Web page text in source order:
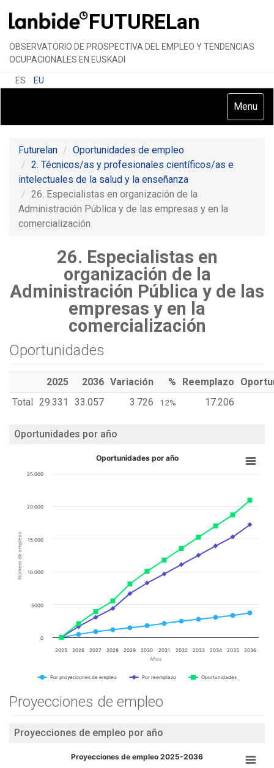
FUTURELan
OBSERVATORIO DE PROSPECTIVA DEL EMPLEO Y TENDENCIAS
OCUPACIONALES EN EUSKADI
ES EU
Toggle
Menu
Futurelan
Oportunidades de empleo
2. Técnicos/as y profesionales científicos/as e
intelectuales de la salud y la enseñanza
26. Especialistas en organización de la
Administración Pública y de las empresas y en la
comercialización
26. Especialistas en
organización de la
Administración Pública y de las
empresas y en la
comercialización
Oportunidades
2025 2036 Variación % Reemplazo
Total
29.331 33.057 3.726 12% 17.206
Oportunidades por año
Años
Número de empleos
Oportunidades por año
Por proyecciones de empleo Por reemplazo Oportunidades
2025 2026 2027 2028 2029 2030 2031 2032 2033 2034 2035 2036
0
5000
10.000
15.000
20.000
25.000
Proyecciones de empleo
Proyecciones de empleo por año
Proyecciones de empleo 2025-2036